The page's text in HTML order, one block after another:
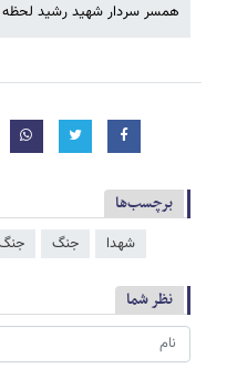
همسر سردار شهید رشید لحظه شهادت وی به
برچسب‌ها
شهدا جنگ جنگ ۱۲
نظر شما